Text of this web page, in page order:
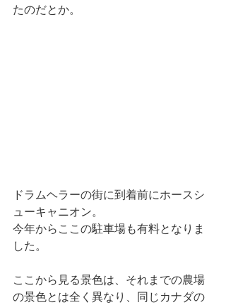
たのだとか。
ドラムヘラーの街に到着前にホースシ
ューキャニオン。
今年からここの駐車場も有料となりま
した。
ここから見る景色は、それまでの農場
の景色とは全く異なり、同じカナダの